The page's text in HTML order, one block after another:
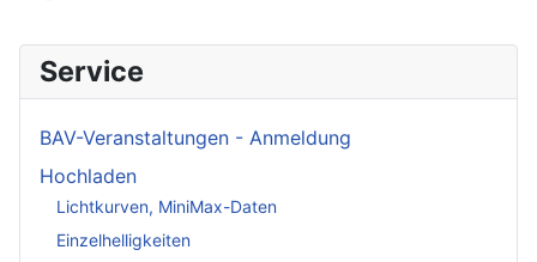
Service
BAV-Veranstaltungen - Anmeldung
Hochladen
Lichtkurven, MiniMax-Daten
Einzelhelligkeiten